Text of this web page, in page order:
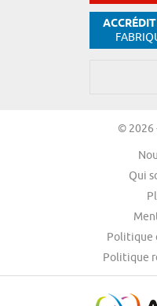
© 2026
Qui
Politique
Politique